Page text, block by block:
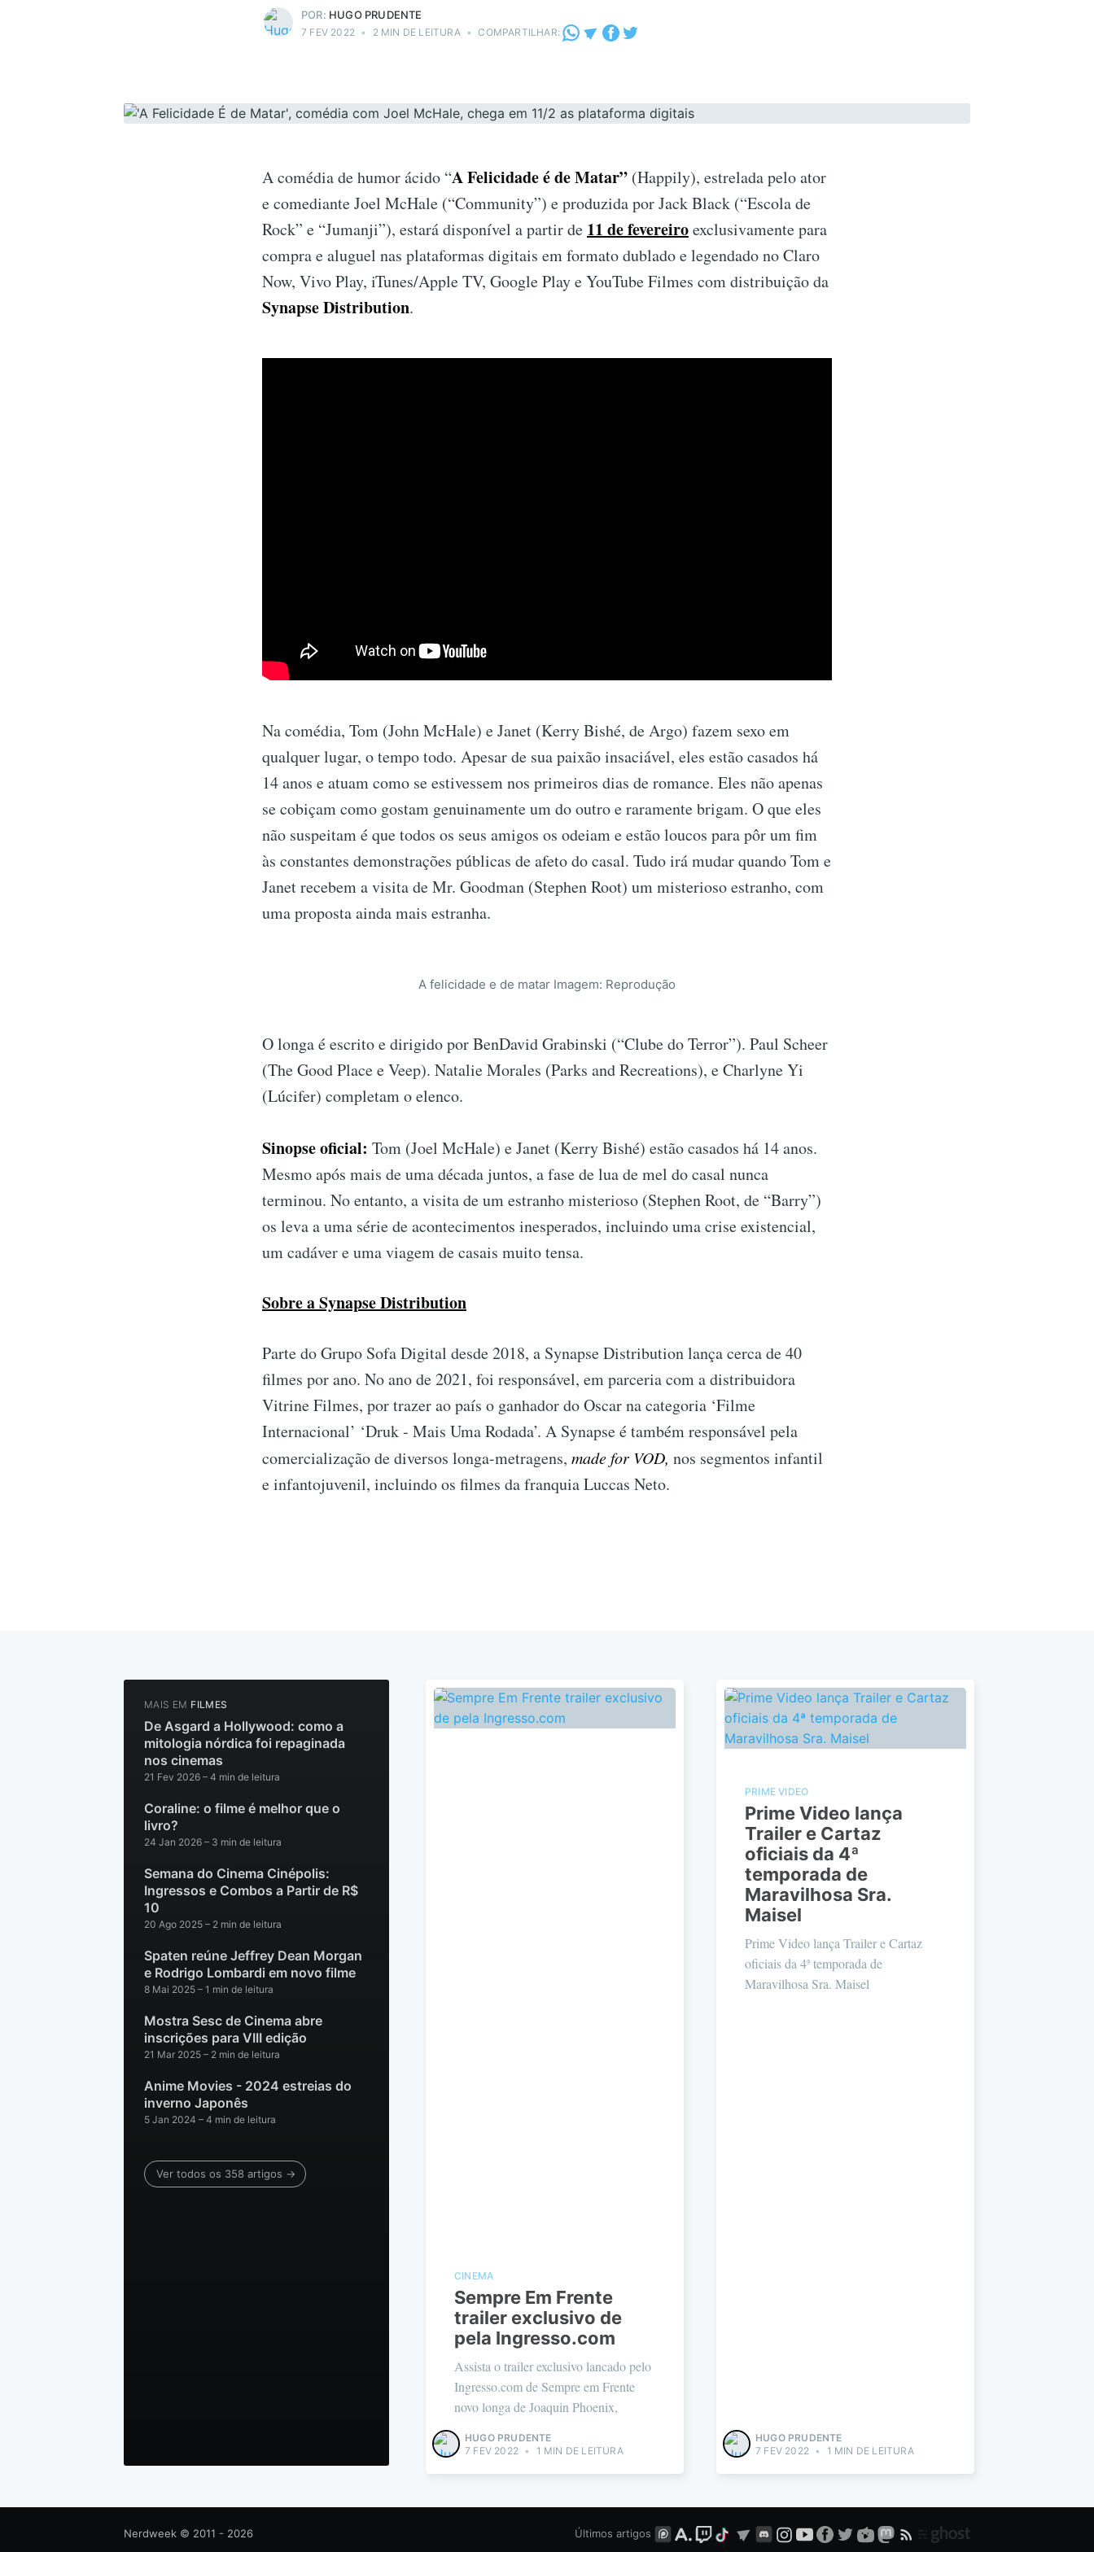
POR: HUGO PRUDENTE
7 FEV 2022 • 2 MIN DE LEITURA • COMPARTILHAR:
A comédia de humor ácido “A Felicidade é de Matar” (Happily), estrelada pelo ator
e comediante Joel McHale (“Community”) e produzida por Jack Black (“Escola de
Rock” e “Jumanji”), estará disponível a partir de 11 de fevereiroexclusivamente para
compra e aluguel nas plataformas digitais em formato dublado e legendado no Claro
Now, Vivo Play, iTunes/Apple TV, Google Play e YouTube Filmes com distribuição da
Synapse Distribution.
Na comédia, Tom (John McHale) e Janet (Kerry Bishé, de Argo) fazem sexo em
qualquer lugar, o tempo todo. Apesar de sua paixão insaciável, eles estão casados há
14 anos e atuam como se estivessem nos primeiros dias de romance. Eles não apenas
se cobiçam como gostam genuinamente um do outro e raramente brigam. O que eles
não suspeitam é que todos os seus amigos os odeiam e estão loucos para pôr um fim
às constantes demonstrações públicas de afeto do casal. Tudo irá mudar quando Tom e
Janet recebem a visita de Mr. Goodman (Stephen Root) um misterioso estranho, com
uma proposta ainda mais estranha.
A felicidade e de matar Imagem: Reprodução
O longa é escrito e dirigido por BenDavid Grabinski (“Clube do Terror”). Paul Scheer
(The Good Place e Veep). Natalie Morales (Parks and Recreations), e Charlyne Yi
(Lúcifer) completam o elenco.
Sinopse oficial: Tom (Joel McHale) e Janet (Kerry Bishé) estão casados ​​há 14 anos.
Mesmo após mais de uma década juntos, a fase de lua de mel do casal nunca
terminou. No entanto, a visita de um estranho misterioso (Stephen Root, de “Barry”)
os leva a uma série de acontecimentos inesperados, incluindo uma crise existencial,
um cadáver e uma viagem de casais muito tensa.
Sobre a Synapse Distribution
Parte do Grupo Sofa Digital desde 2018, a Synapse Distribution lança cerca de 40
filmes por ano. No ano de 2021, foi responsável, em parceria com a distribuidora
Vitrine Filmes, por trazer ao país o ganhador do Oscar na categoria ‘Filme
Internacional’ ‘Druk - Mais Uma Rodada’. A Synapse é também responsável pela
comercialização de diversos longa-metragens, made for VOD, nos segmentos infantil
e infantojuvenil, incluindo os filmes da franquia Luccas Neto.
MAIS EM FILMES
De Asgard a Hollywood: como a
mitologia nórdica foi repaginada
nos cinemas
21 Fev 2026 – 4 min de leitura
Coraline: o filme é melhor que o
livro?
24 Jan 2026 – 3 min de leitura
Semana do Cinema Cinépolis:
Ingressos e Combos a Partir de R$
10
20 Ago 2025 – 2 min de leitura
Spaten reúne Jeffrey Dean Morgan
e Rodrigo Lombardi em novo filme
8 Mai 2025 – 1 min de leitura
Mostra Sesc de Cinema abre
inscrições para VIII edição
21 Mar 2025 – 2 min de leitura
Anime Movies - 2024 estreias do
inverno Japonês
5 Jan 2024 – 4 min de leitura
Ver todos os 358 artigos →
CINEMA
Sempre Em Frente
trailer exclusivo de
pela Ingresso.com
Assista o trailer exclusivo lancado pelo
Ingresso.com de Sempre em Frente
novo longa de Joaquin Phoenix,
HUGO PRUDENTE
7 FEV 2022 • 1 MIN DE LEITURA
PRIME VIDEO
Prime Video lança
Trailer e Cartaz
oficiais da 4ª
temporada de
Maravilhosa Sra.
Maisel
Prime Video lança Trailer e Cartaz
oficiais da 4ª temporada de
Maravilhosa Sra. Maisel
HUGO PRUDENTE
7 FEV 2022 • 1 MIN DE LEITURA
Nerdweek © 2011 - 2026 Últimos artigos